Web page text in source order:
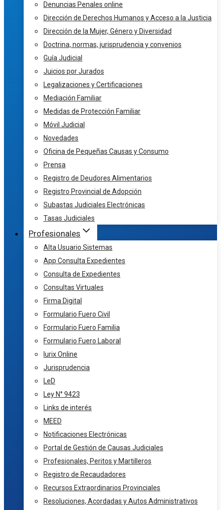
Denuncias Penales online
Dirección de Derechos Humanos y Acceso a la Justicia
Dirección de la Mujer, Género y Diversidad
Doctrina, normas, jurisprudencia y convenios
Guía Judicial
Juicios por Jurados
Legalizaciones y Certificaciones
Mediación Familiar
Medidas de Protección Familiar
Móvil Judicial
Novedades
Oficina de Pequeñas Causas y Consumo
Prensa
Registro de Deudores Alimentarios
Registro Provincial de Adopción
Subastas Judiciales Electrónicas
Tasas Judiciales
Profesionales
Alta Usuario Sistemas
App Consulta Expedientes
Consulta de Expedientes
Consultas Virtuales
Firma Digital
Formulario Fuero Civil
Formulario Fuero Familia
Formulario Fuero Laboral
Iurix Online
Jurisprudencia
LeD
Ley N° 9423
Links de interés
MEED
Notificaciones Electrónicas
Portal de Gestión de Causas Judiciales
Profesionales, Peritos y Martilleros
Registro de Recaudadores
Recursos Extraordinarios Provinciales
Resoluciones, Acordadas y Autos Administrativos